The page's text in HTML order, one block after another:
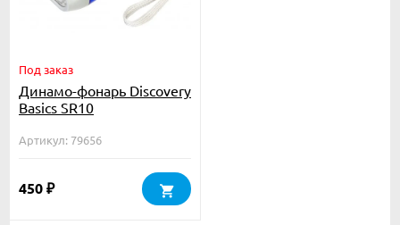
Под заказ
Динамо-фонарь Discovery
Basics SR10
Артикул: 79656
450 ₽